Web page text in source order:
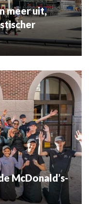
meer uit,
McDonald’s-